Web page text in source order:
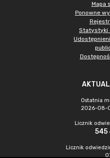
Mapa
Ponowne
Statystyki
Ostatnia
2026-08-
Licznik
545
Licznik